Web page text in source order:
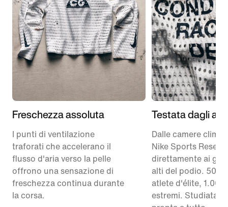
Freschezza assoluta
I punti di ventilazione
traforati che accelerano il
flusso d'aria verso la pelle
offrono una sensazione di
freschezza continua durante
la corsa.
Testata dagli
Dalle camere
Nike Sports
direttamente ai
alti del podio. 50
atlete d'élite, 1.000
estremi. Studiata